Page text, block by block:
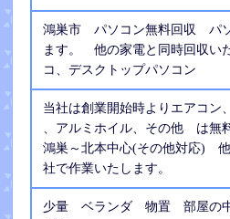
鴻巣市 パソコン無料回収 パ
ます。 他の家電と同時回収い
コ、デスクトップパソコン
当社は創業開始時よりエアコン
、アルミホイル、その他 は無
鴻巣～北本中心(その他対応)
社で作業いたします。
少量 ベランダ 物置 部屋の